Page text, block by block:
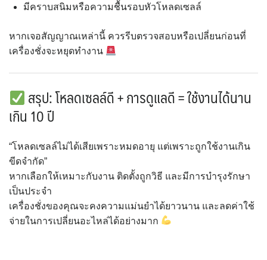
มีคราบสนิมหรือความชื้นรอบหัวโหลดเซลล์
หากเจอสัญญาณเหล่านี้ ควรรีบตรวจสอบหรือเปลี่ยนก่อนที่
เครื่องชั่งจะหยุดทำงาน
สรุป: โหลดเซลล์ดี + การดูแลดี = ใช้งานได้นาน
เกิน 10 ปี
“โหลดเซลล์ไม่ได้เสียเพราะหมดอายุ แต่เพราะถูกใช้งานเกิน
ขีดจำกัด”
หากเลือกให้เหมาะกับงาน ติดตั้งถูกวิธี และมีการบำรุงรักษา
เป็นประจำ
เครื่องชั่งของคุณจะคงความแม่นยำได้ยาวนาน และลดค่าใช้
จ่ายในการเปลี่ยนอะไหล่ได้อย่างมาก